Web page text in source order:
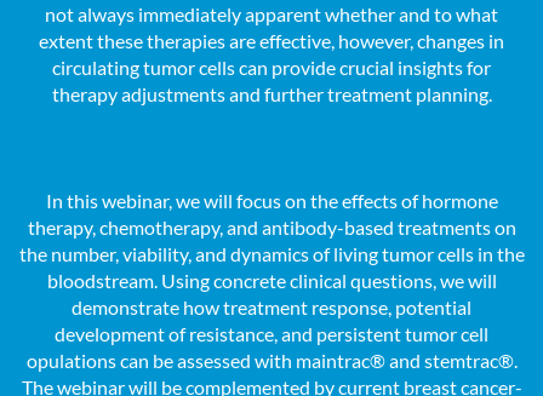
not always immediately apparent whether and to what
extent these therapies are effective, however, changes in
circulating tumor cells can provide crucial insights for
therapy adjustments and further treatment planning.
In this webinar, we will focus on the effects of hormone
therapy, chemotherapy, and antibody-based treatments on
the number, viability, and dynamics of living tumor cells in the
bloodstream. Using concrete clinical questions, we will
demonstrate how treatment response, potential
development of resistance, and persistent tumor cell
opulations can be assessed with maintrac® and stemtrac®.
The webinar will be complemented by current breast cancer-